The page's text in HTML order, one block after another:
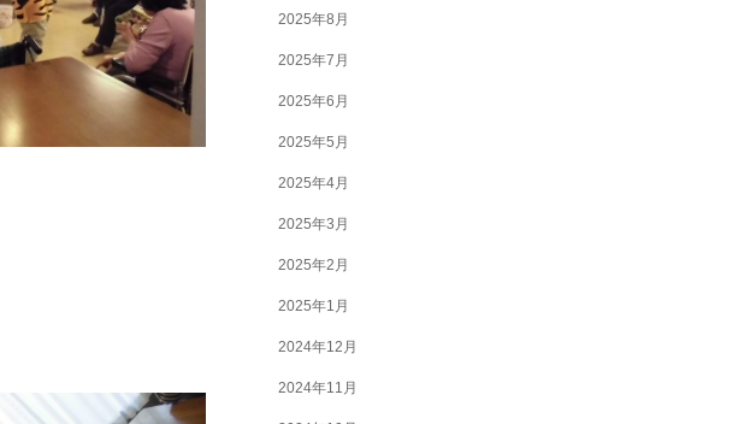
2025年8月
2025年7月
2025年6月
2025年5月
2025年4月
2025年3月
2025年2月
2025年1月
2024年12月
2024年11月